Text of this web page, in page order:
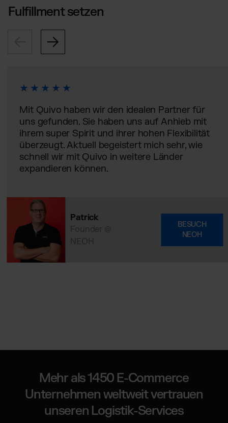
Fulfillment setzen
Mit Quivo haben wir den idealen Partner für
uns gefunden. Sie haben uns auf Anhieb mit
ihrem super Spirit und ihrer hohen Flexibilität
überzeugt. Aktuell begeistert mich sehr, wie
schnell wir mit Quivo in weitere Länder
expandieren können.
Patrick
Founder @
NEOH
BESUCH
NEOH
Mehr als 1450 E-Commerce
Unternehmen weltweit vertrauen
unseren Logistik-Services